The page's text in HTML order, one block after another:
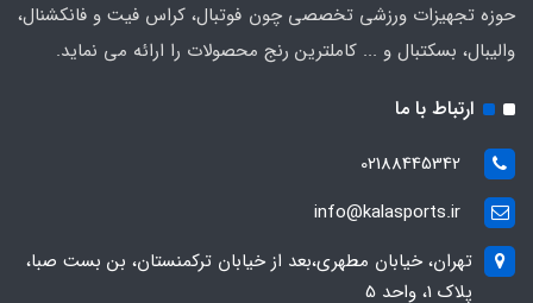
حوزه تجهیزات ورزشی تخصصی چون فوتبال، کراس فیت و فانکشنال،
والیبال، بسکتبال و ... کاملترین رنج محصولات را ارائه می نماید.
ارتباط با ما
02188445342
info@kalasports.ir
تهران، خیابان مطهری،بعد از خیابان ترکمنستان، بن بست صبا،
پلاک 1، واحد 5